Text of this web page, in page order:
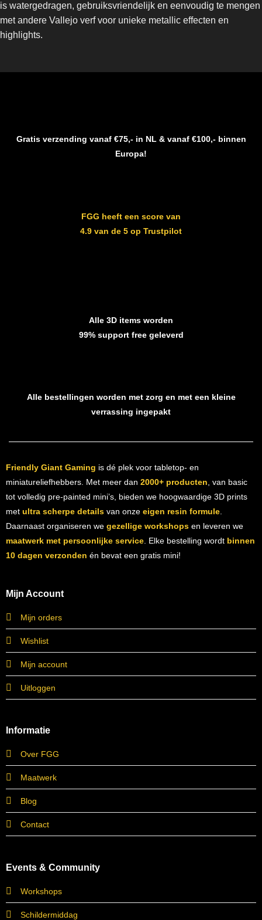
is watergedragen, gebruiksvriendelijk en eenvoudig te mengen
met andere Vallejo verf voor unieke metallic effecten en
highlights.
Gratis verzending vanaf €75,- in NL & vanaf €100,- binnen
Europa!
FGG heeft een score van
4.9 van de 5 op Trustpilot
Alle 3D items worden
99% support free geleverd
Alle bestellingen worden met zorg en met een kleine
verrassing ingepakt
Friendly Giant Gaming is dé plek voor tabletop- en
miniatureliefhebbers. Met meer dan 2000+ producten, van basic
tot volledig pre-painted mini’s, bieden we hoogwaardige 3D prints
met ultra scherpe detailsvan onze eigen resin formule.
Daarnaast organiseren we gezellige workshopsen leveren we
maatwerk met persoonlijke service. Elke bestelling wordt binnen
10 dagen verzonden én bevat een gratis mini!
Mijn Account
Mijn orders
Wishlist
Mijn account
Uitloggen
Informatie
Over FGG
Maatwerk
Blog
Contact
Events & Community
Workshops
Schildermiddag